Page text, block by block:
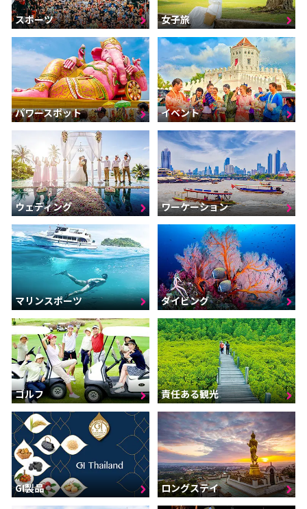
スポーツ 女子旅
パワースポット イベント
ウェディング ワーケーション
マリンスポーツ ダイビング
ゴルフ 責任ある観光
GI製品 ロングステイ